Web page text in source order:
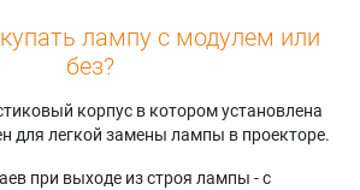
лампу с модулем или
без?
корпус в котором установлена
для легкой замены лампы в проекторе.
при выходе из строя лампы - с